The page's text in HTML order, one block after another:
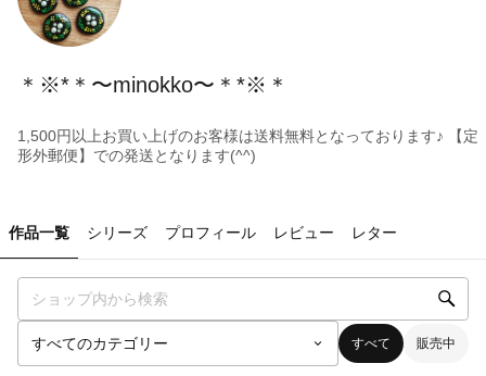
＊※*＊〜minokko〜＊*※＊
1,500円以上お買い上げのお客様は送料無料となっております♪ 【定
形外郵便】での発送となります(^^)
作品一覧 シリーズ プロフィール レビュー レター
すべて 販売中